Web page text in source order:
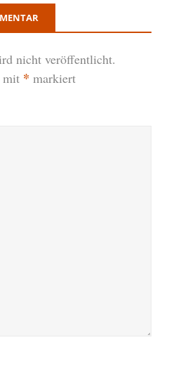
nicht veröffentlicht.
mit * markiert